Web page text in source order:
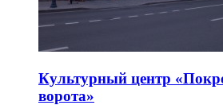
Культурный центр
ворота»